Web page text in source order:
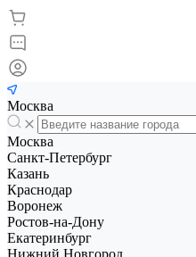
Москва
Москва
Санкт-Петербург
Казань
Краснодар
Воронеж
Ростов-на-Дону
Екатеринбург
Нижний Новгород